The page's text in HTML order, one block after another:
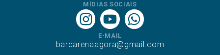
MÍDIAS SOCIAIS
E-MAIL
barcarenaagora@gmail.com